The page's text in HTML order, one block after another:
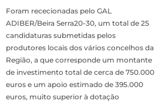
Foram rececionadas pelo GAL
ADIBER/Beira Serra20-30, um total de 25
candidaturas submetidas pelos
produtores locais dos vários concelhos da
Região, a que corresponde um montante
de investimento total de cerca de 750.000
euros e um apoio estimado de 395.000
euros, muito superior à dotação